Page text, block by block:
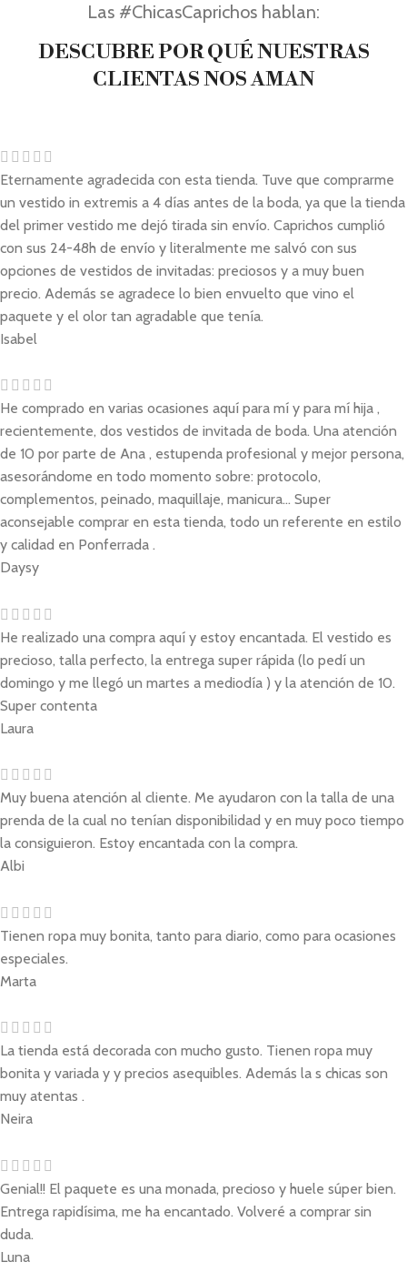
Las #ChicasCaprichos hablan:
DESCUBRE POR QUÉ NUESTRAS
CLIENTAS NOS AMAN
Eternamente agradecida con esta tienda. Tuve que comprarme
un vestido in extremis a 4 días antes de la boda, ya que la tienda
del primer vestido me dejó tirada sin envío. Caprichos cumplió
con sus 24-48h de envío y literalmente me salvó con sus
opciones de vestidos de invitadas: preciosos y a muy buen
precio. Además se agradece lo bien envuelto que vino el
paquete y el olor tan agradable que tenía.
Isabel
He comprado en varias ocasiones aquí para mí y para mí hija ,
recientemente, dos vestidos de invitada de boda. Una atención
de 10 por parte de Ana , estupenda profesional y mejor persona,
asesorándome en todo momento sobre: protocolo,
complementos, peinado, maquillaje, manicura... Super
aconsejable comprar en esta tienda, todo un referente en estilo
y calidad en Ponferrada .
Daysy
He realizado una compra aquí y estoy encantada. El vestido es
precioso, talla perfecto, la entrega super rápida (lo pedí un
domingo y me llegó un martes a mediodía ) y la atención de 10.
Super contenta
Laura
Muy buena atención al cliente. Me ayudaron con la talla de una
prenda de la cual no tenían disponibilidad y en muy poco tiempo
la consiguieron. Estoy encantada con la compra.
Albi
Tienen ropa muy bonita, tanto para diario, como para ocasiones
especiales.
Marta
La tienda está decorada con mucho gusto. Tienen ropa muy
bonita y variada y y precios asequibles. Además la s chicas son
muy atentas .
Neira
Genial!! El paquete es una monada, precioso y huele súper bien.
Entrega rapidísima, me ha encantado. Volveré a comprar sin
duda.
Luna